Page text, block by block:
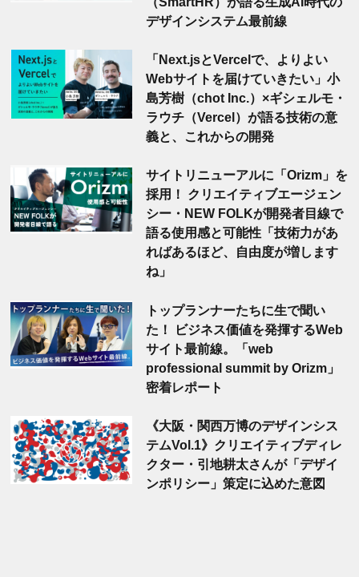
デザインシステム最前線
「Next.jsとVercelで、よりよい
Webサイトを届けていきたい」小
島芳樹（chot Inc.）×ギシェルモ・
ラウチ（Vercel）が語る技術の意
義と、これからの開発
サイトリニューアルに「Orizm」を
採用！ クリエイティブエージェン
シー・NEW FOLKが開発者目線で
語る使用感と可能性「技術力があ
ればあるほど、自由度が増します
ね」
トップランナーたちに生で聞い
た！ ビジネス価値を発揮するWeb
サイト最前線。「web
professional summit by Orizm」
密着レポート
《大阪・関西万博のデザインシス
テムVol.1》クリエイティブディレ
クター・引地耕太さんが「デザイ
ンポリシー」策定に込めた意図